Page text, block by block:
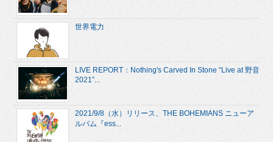
世界電力
LIVE REPORT：Nothing's Carved In Stone “Live at 野音
2021”...
2021/9/8（水）リリース、THE BOHEMIANS ニューア
ルバム『ess...